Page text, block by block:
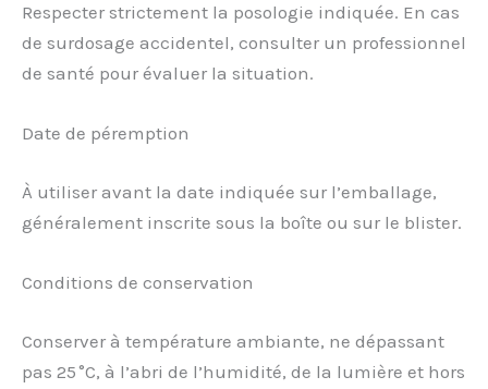
Respecter strictement la posologie indiquée. En cas
de surdosage accidentel, consulter un professionnel
de santé pour évaluer la situation.
Date de péremption
À utiliser avant la date indiquée sur l’emballage,
généralement inscrite sous la boîte ou sur le blister.
Conditions de conservation
Conserver à température ambiante, ne dépassant
pas 25 °C, à l’abri de l’humidité, de la lumière et hors